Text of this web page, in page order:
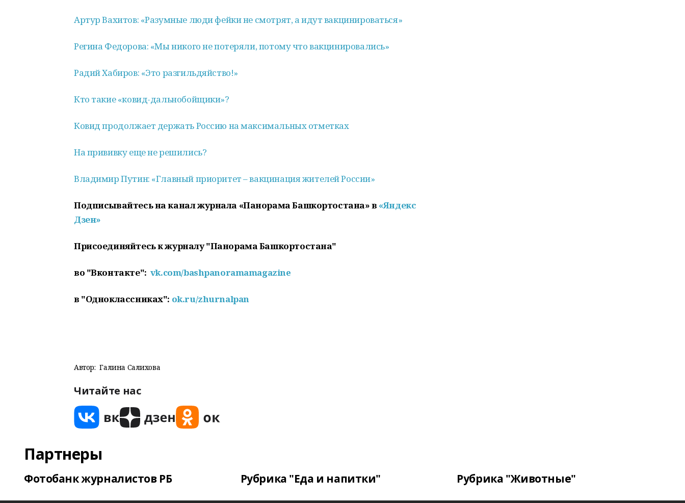
Артур Вахитов: «Разумные люди фейки не смотрят, а идут вакцинироваться»
Регина Федорова: «Мы никого не потеряли, потому что вакцинировались»
Радий Хабиров: «Это разгильдяйство!»
Кто такие «ковид-дальнобойщики»?
Ковид продолжает держать Россию на максимальных отметках
На прививку еще не решились?
Владимир Путин: «Главный приоритет –вакцинацияжителей России»
Подписывайтесь на канал журнала «Панорама Башкортостана» в «Яндекс
Дзен»
Присоединяйтесь к журналу "Панорама Башкортостана"
во "Вконтакте": vk.com/bashpanoramamagazine
в "Одноклассниках": ok.ru/zhurnalpan
Автор: Галина Салихова
Читайте нас
Партнеры
Фотобанк журналистов РБ Рубрика "Еда и напитки" Рубрика "Животные"